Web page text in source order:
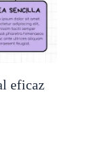
eficaz